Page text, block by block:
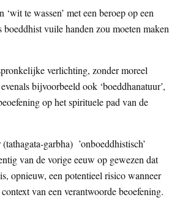
te wassen’ met een beroep op een
vuile handen zou moeten maken
verlichting, zonder moreel
bijvoorbeeld ook ‘boeddhanatuur’,
op het spirituele pad van de
garbha) ’onboeddhistisch’
van de vorige eeuw op gewezen dat
opnieuw, een potentieel risico wanneer
van een verantwoorde beoefening.